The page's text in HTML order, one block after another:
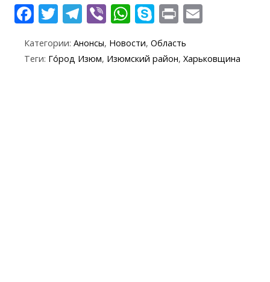
F
e
T
itt
er
T
e
Vi
er
W
at
S
k
y
Pr
t ai
Категории: Анонсы, Новости, Область
Теги: Го́род Изюм, Изюмский район, Харьковщина